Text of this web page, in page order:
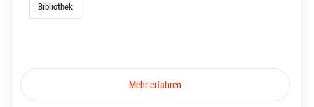
Bibliothek
Mehr erfahren